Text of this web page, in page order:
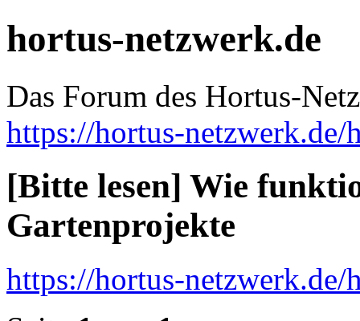
hortus-netzwerk.de
Das Forum des Hortus-
https://hortus-netzwerk.de/
[Bitte lesen] Wie
Gartenprojekte
https://hortus-